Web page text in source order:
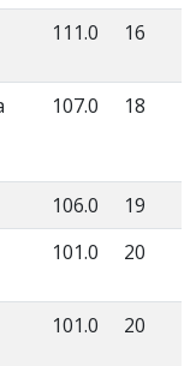
111.0 16
107.0 18
106.0
19
101.0 20
101.0 20